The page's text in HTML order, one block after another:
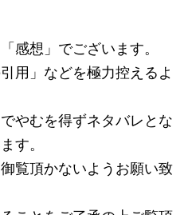
感想」でございます。
用」などを極力控えるよ
やむを得ずネタバレとな
す。
覧頂かないようお願い致